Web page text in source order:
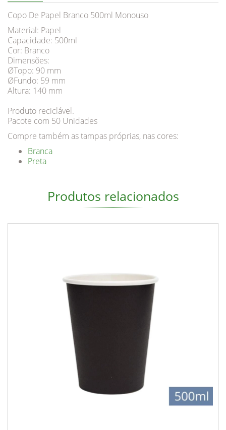
Copo De Papel Branco 500ml Monouso
Material: Papel
Capacidade: 500ml
Cor: Branco
Dimensões:
ØTopo: 90 mm
ØFundo: 59 mm
Altura: 140 mm
Produto reciclável.
Pacote com 50 Unidades
Compre também as tampas próprias, nas cores:
Branca
Preta
Produtos relacionados